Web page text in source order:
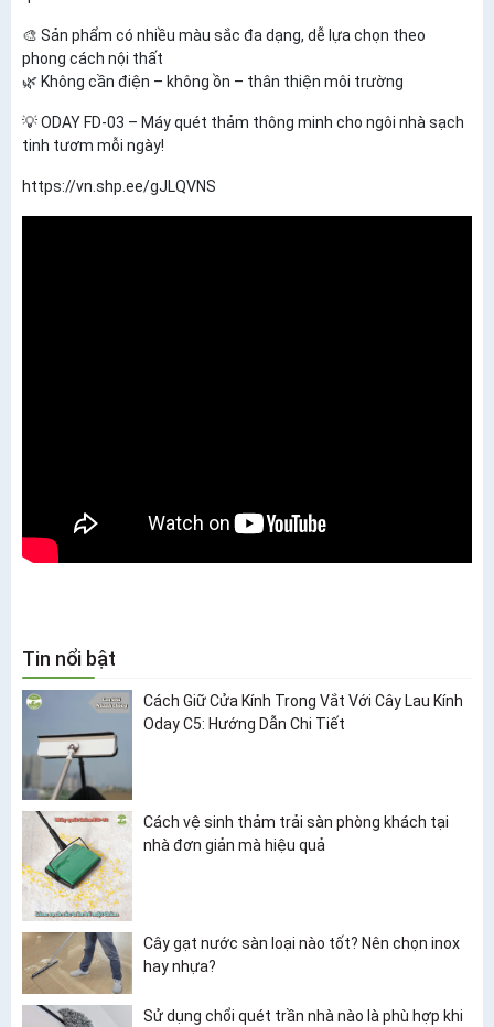
🎨 Sản phẩm có nhiều màu sắc đa dạng, dễ lựa chọn theo
phong cách nội thất
🌿 Không cần điện – không ồn – thân thiện môi trường
💡ODAY FD-03 – Máy quét thảm thông minh cho ngôi nhà sạch
tinh tươm mỗi ngày!
https://vn.shp.ee/gJLQVNS
Tin nổi bật
Cách Giữ Cửa Kính Trong Vắt Với Cây Lau Kính
Oday C5: Hướng Dẫn Chi Tiết
Cách vệ sinh thảm trải sàn phòng khách tại
nhà đơn giản mà hiệu quả
Cây gạt nước sàn loại nào tốt? Nên chọn inox
hay nhựa?
Sử dụng chổi quét trần nhà nào là phù hợp khi